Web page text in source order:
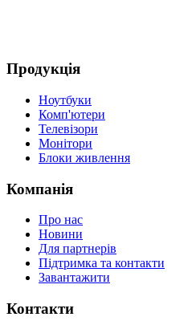
Продукція
Ноутбуки
Комп'ютери
Телевізори
Монітори
Блоки живлення
Компанія
Про нас
Новини
Для партнерів
Підтримка та контакти
Завантажити
Контакти